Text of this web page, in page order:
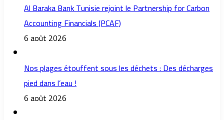
Al Baraka Bank Tunisie rejoint le Partnership for Carbon
Accounting Financials (PCAF)
6 août 2026
Nos plages étouffent sous les déchets : Des décharges
pied dans l’eau !
6 août 2026